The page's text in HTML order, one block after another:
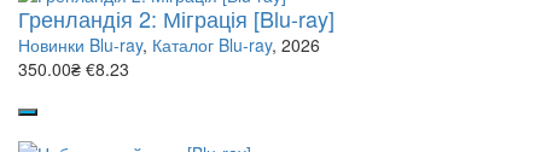
Гренландія 2: Міграція [Blu-ray]
Новинки Blu-ray, Каталог Blu-ray, 2026
350.00₴ €8.23